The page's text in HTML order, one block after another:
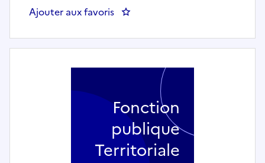
Ajouter aux favoris : Un(e) gestionnaire carrières-
Fonction
publique
Territoriale